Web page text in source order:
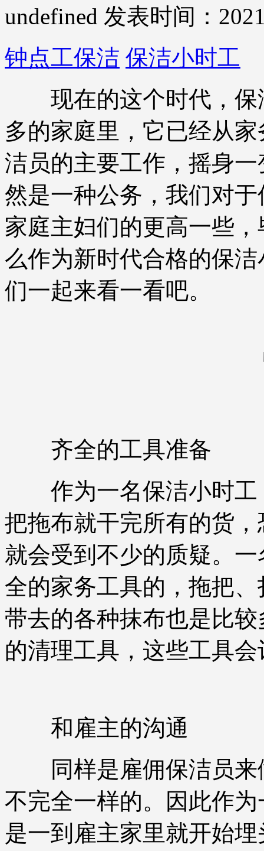
undefined 发表时间：
钟点工保洁 保洁小时工
现在的这个时代，保
多的家庭里，它已经从
洁员的主要工作，摇身
然是一种公务，我们对
家庭主妇们的更高一些
么作为新时代合格的保
们一起来看一看吧。
齐全的工具准备
作为一名保洁小时工
把拖布就干完所有的货
就会受到不少的质疑。
全的家务工具的，拖把
带去的各种抹布也是比
的清理工具，这些工具
和雇主的沟通
同样是雇佣保洁员来
不完全一样的。因此作
是一到雇主家里就开始